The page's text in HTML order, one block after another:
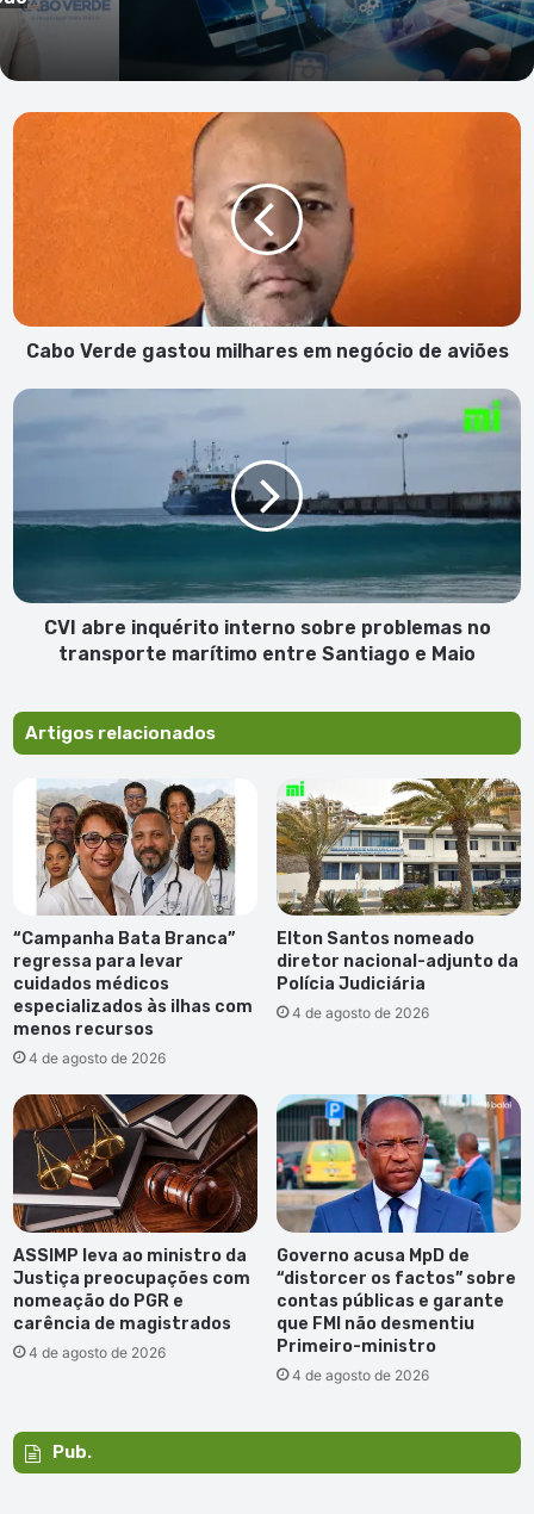
Cabo
milhares
Cabo Verde gastou milhares em negócio de aviões
CVI
abre
problemas
marítimo
entre
Santiago
CVI abre inquérito interno sobre problemas no
transporte marítimo entre Santiago e Maio
Artigos relacionados
“Campanha Bata Branca”
regressa para levar
cuidados médicos
especializados às ilhas com
menos recursos
4 de agosto de 2026
Elton Santos nomeado
diretor nacional-adjunto da
Polícia Judiciária
4 de agosto de 2026
ASSIMP leva ao ministro da
Justiça preocupações com
nomeação do PGR e
carência de magistrados
4 de agosto de 2026
Governo acusa MpD de
“distorcer os factos” sobre
contas públicas e garante
que FMI não desmentiu
Primeiro-ministro
4 de agosto de 2026
Pub.